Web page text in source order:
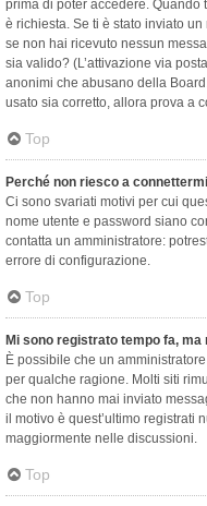
prima di poter accedere. Quando
è richiesta. Se ti è stato inviato
se non hai ricevuto nessun
sia valido? (L’attivazione via
anonimi che abusano della
usato sia corretto, allora prova a
Top
Perché non riesco a
Ci sono svariati motivi per cui
nome utente e password siano
contatta un amministratore:
errore di configurazione.
Top
Mi sono registrato tempo fa,
È possibile che un
per qualche ragione. Molti siti
che non hanno mai inviato
il motivo è quest’ultimo registrati
maggiormente nelle discussioni.
Top